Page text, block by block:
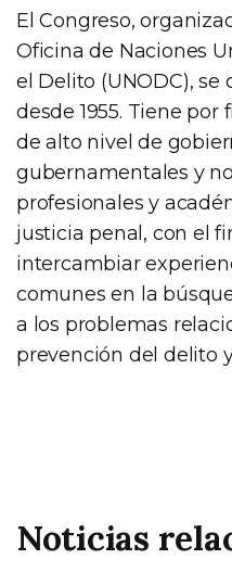
El Congreso,
Oficina de Naciones
el Delito (UNODC), se
desde 1955. Tiene
de alto nivel de
gubernamentales y
profesionales y
justicia penal, con el
intercambiar
comunes en la
a los problemas
prevención del delito
Noticias